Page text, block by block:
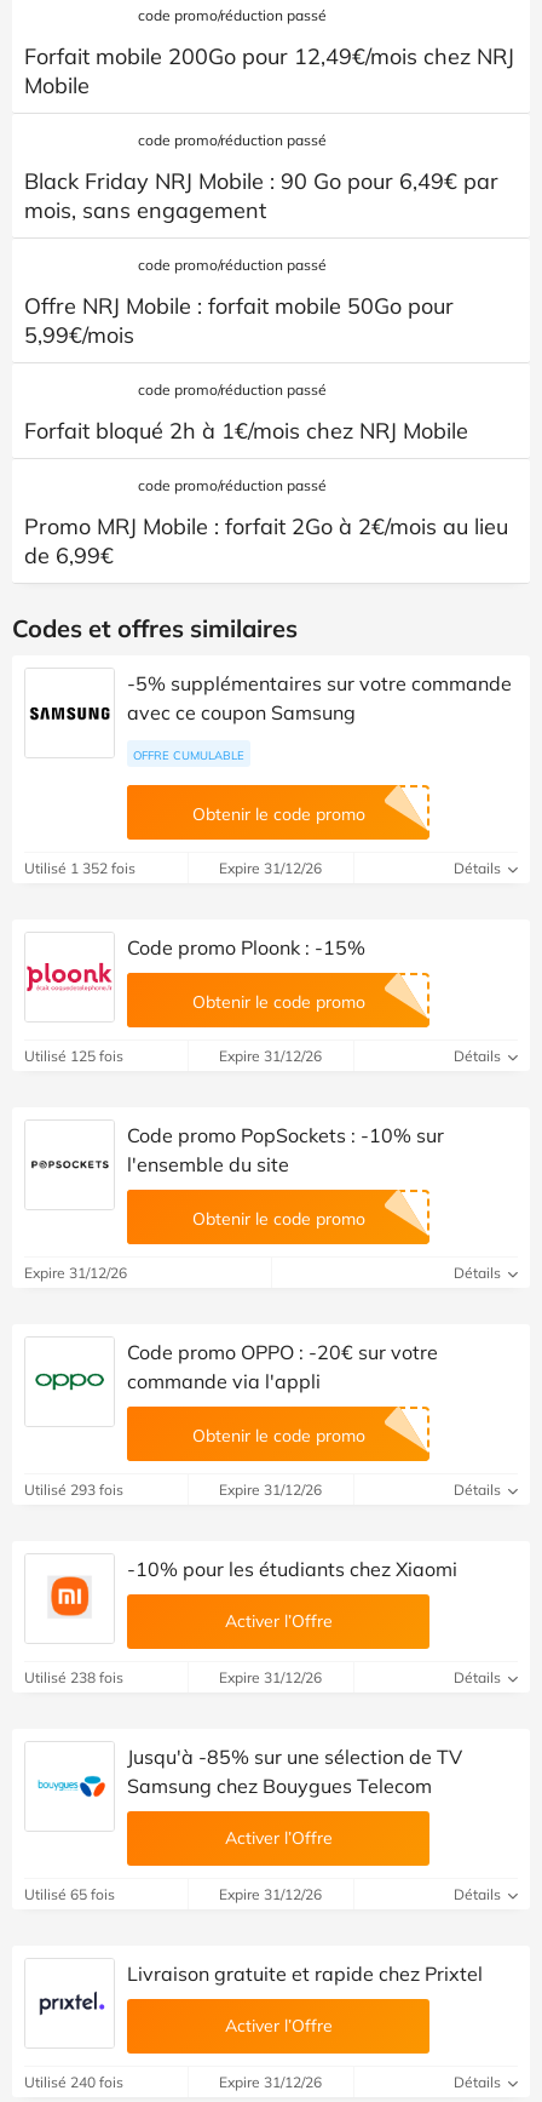
code promo/réduction passé
Forfait mobile 200Go pour 12,49€/mois chez NRJ
Mobile
code promo/réduction passé
Black Friday NRJ Mobile : 90 Go pour 6,49€ par
mois, sans engagement
code promo/réduction passé
Offre NRJ Mobile : forfait mobile 50Go pour
5,99€/mois
code promo/réduction passé
Forfait bloqué 2h à 1€/mois chez NRJ Mobile
code promo/réduction passé
Promo MRJ Mobile : forfait 2Go à 2€/mois au lieu
de 6,99€
Codes et offres similaires
-5% supplémentaires sur votre commande
avec ce coupon Samsung
OFFRE CUMULABLE
Obtenir le code promo
Utilisé 1 352 fois Expire 31/12/26 Détails
Code promo Ploonk : -15%
Obtenir le code promo
Utilisé 125 fois Expire 31/12/26 Détails
Code promo PopSockets : -10% sur
l'ensemble du site
Obtenir le code promo
Expire 31/12/26 Détails
Code promo OPPO : -20€ sur votre
commande via l'appli
Obtenir le code promo
Utilisé 293 fois Expire 31/12/26 Détails
-10% pour les étudiants chez Xiaomi
Activer l’Offre
Utilisé 238 fois Expire 31/12/26 Détails
Jusqu'à -85% sur une sélection de TV
Samsung chez Bouygues Telecom
Activer l’Offre
Utilisé 65 fois Expire 31/12/26 Détails
Livraison gratuite et rapide chez Prixtel
Activer l’Offre
Utilisé 240 fois Expire 31/12/26 Détails